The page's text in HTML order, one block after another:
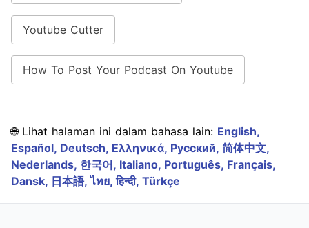
Youtube Cutter
How To Post Your Podcast On Youtube
🌐 Lihat halaman ini dalam bahasa lain: English,
Español, Deutsch, Ελληνικά, Русский, 简体中文,
Nederlands, 한국어, Italiano, Português, Français,
Dansk, 日本語,ไทย,हिन्दी, Türkçe